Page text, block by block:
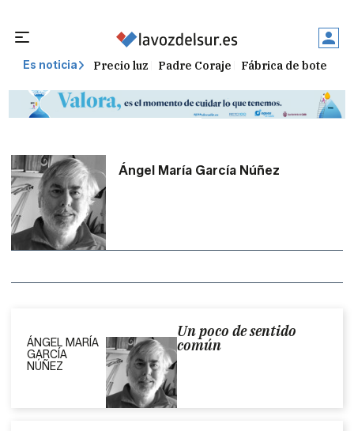
Es noticia Precio luz Padre Coraje Fábrica de botellas
Ángel María García Núñez
Un poco de sentido
común
ÁNGEL MARÍA
GARCÍA
NÚÑEZ